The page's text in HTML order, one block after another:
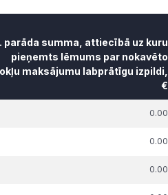
parāda summa, attiecībā uz kuru
pieņemts lēmums par nokavēto
maksājumu labprātīgu izpildi,
€
maksājumu labprātīgu izpildi,
0.00
0.00
0.00